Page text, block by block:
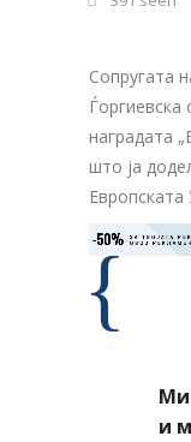
Сопругата
наградата
што ја
Европската
-50% ЗА ТВОЈАТА
ОВОЈ
Ми
и